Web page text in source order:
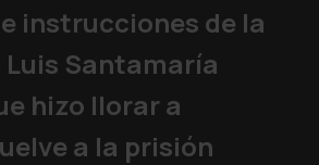
instrucciones de la
Santamaría
hizo llorar a
a la prisión